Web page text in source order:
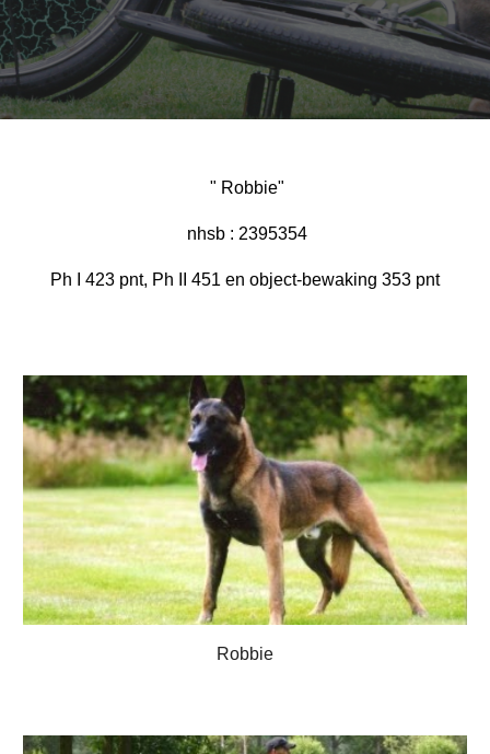
" Robbie"
  nhsb : 2395354
Ph I 423 pnt, Ph II 451 en object-bewaking 353 pnt
Robbie